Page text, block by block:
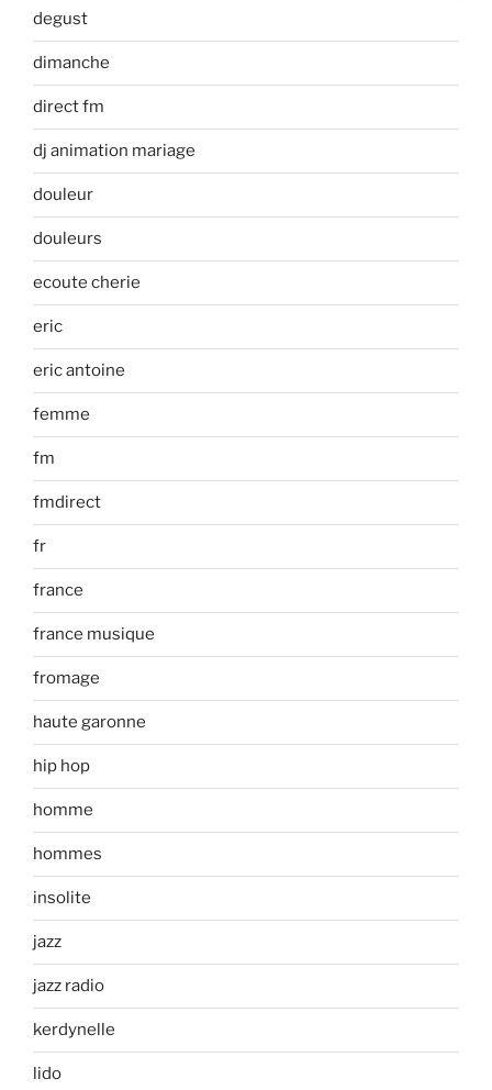
degust
dimanche
direct fm
dj animation mariage
douleur
douleurs
ecoute cherie
eric
eric antoine
femme
fm
fmdirect
fr
france
france musique
fromage
haute garonne
hip hop
homme
hommes
insolite
jazz
jazz radio
kerdynelle
lido